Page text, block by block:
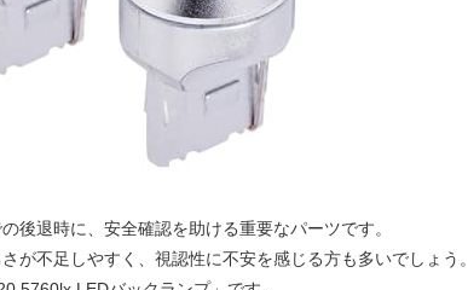
後退時に、安全確認を助ける重要なパーツです。
が不足しやすく、視認性に不安を感じる方も多いでしょう。